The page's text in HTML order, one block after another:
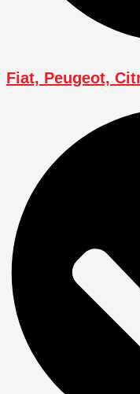
Fiat, Peugeot,